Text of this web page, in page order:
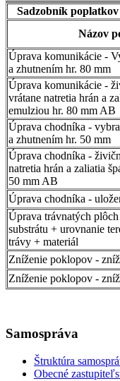
Sadzobník
Názov
Úprava komunikácie -
a zhutnením hr. 80 mm
Úprava komunikácie -
vrátane natretia hrán a
emulziou hr. 80 mm AB
Úprava chodníka -
a zhutnením hr. 50 mm
Úprava chodníka -
natretia hrán a zaliatia
50 mm AB
Úprava chodníka -
Úprava trávnatých
substrátu + urovnanie
trávy + materiál
Zníženie poklopov -
Zníženie poklopov -
Samospráva
Štruktúra
Obecné